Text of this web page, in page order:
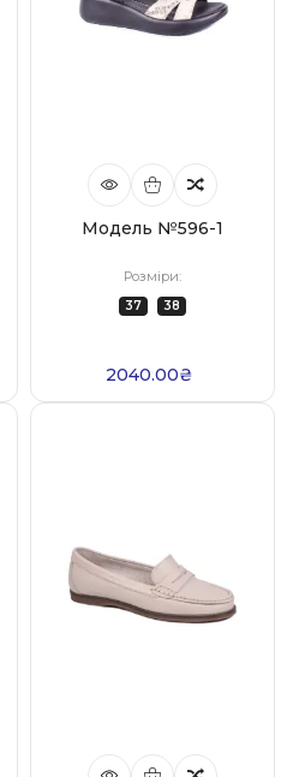
Модель №596-1
Розміри:
37 38
2040.00₴